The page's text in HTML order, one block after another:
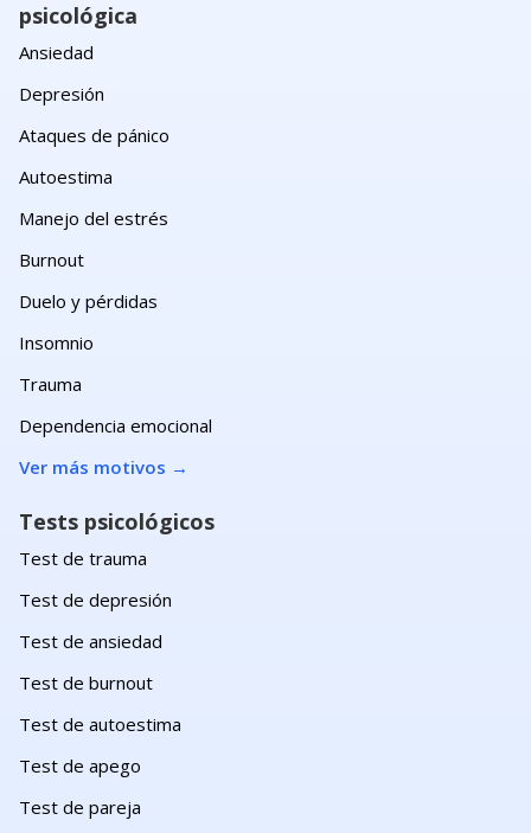
psicológica
Ansiedad
Depresión
Ataques de pánico
Autoestima
Manejo del estrés
Burnout
Duelo y pérdidas
Insomnio
Trauma
Dependencia emocional
Ver más motivos →
Tests psicológicos
Test de trauma
Test de depresión
Test de ansiedad
Test de burnout
Test de autoestima
Test de apego
Test de pareja